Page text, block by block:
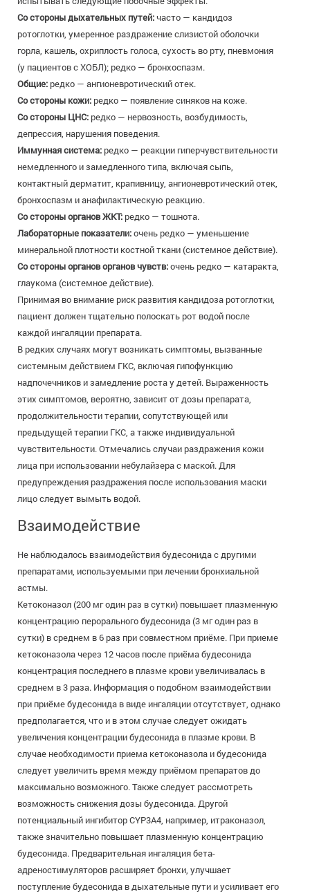
Со стороны дыхательных путей:часто — кандидоз
ротоглотки, умеренное раздражение слизистой оболочки
горла, кашель, охриплость голоса, сухость во рту, пневмония
(у пациентов с ХОБЛ); редко — бронхоспазм.
Общие: редко — ангионевротический отек.
Со стороны кожи: редко — появление синяков на коже.
Со стороны ЦНС: редко — нервозность, возбудимость,
депрессия, нарушения поведения.
Иммунная система: редко — реакции гиперчувствительности
немедленного и замедленного типа, включая сыпь,
контактный дерматит, крапивницу, ангионевротический отек,
бронхоспазм и анафилактическую реакцию.
Со стороны органов ЖКТ: редко — тошнота.
Лабораторные показатели:очень редко — уменьшение
минеральной плотности костной ткани (системное действие).
Со стороны органов органов чувств:очень редко — катаракта,
глаукома (системное действие).
Принимая во внимание риск развития кандидоза ротоглотки,
пациент должен тщательно полоскать рот водой после
каждой ингаляции препарата.
В редких случаях могут возникать симптомы, вызванные
системным действием ГКС, включая гипофункцию
надпочечников и замедление роста у детей. Выраженность
этих симптомов, вероятно, зависит от дозы препарата,
продолжительности терапии, сопутствующей или
предыдущей терапии ГКС, а также индивидуальной
чувствительности. Отмечались случаи раздражения кожи
лица при использовании небулайзера с маской. Для
предупреждения раздражения после использования маски
лицо следует вымыть водой.
Взаимодействие
Не наблюдалось взаимодействия будесонида с другими
препаратами, используемыми при лечении бронхиальной
астмы.
Кетоконазол (200 мг один раз в сутки) повышает плазменную
концентрацию перорального будесонида (3 мг один раз в
сутки) в среднем в 6 раз при совместном приёме. При приеме
кетоконазола через 12 часов после приёма будесонида
концентрация последнего в плазме крови увеличивалась в
среднем в 3 раза. Информация о подобном взаимодействии
при приёме будесонида в виде ингаляции отсутствует, однако
предполагается, что и в этом случае следует ожидать
увеличения концентрации будесонида в плазме крови. В
случае необходимости приема кетоконазола и будесонида
следует увеличить время между приёмом препаратов до
максимально возможного. Также следует рассмотреть
возможность снижения дозы будесонида. Другой
потенциальный ингибитор CYP3A4, например, итраконазол,
также значительно повышает плазменную концентрацию
будесонида. Предварительная ингаляция бета-
адреностимуляторов расширяет бронхи, улучшает
поступление будесонида в дыхательные пути и усиливает его